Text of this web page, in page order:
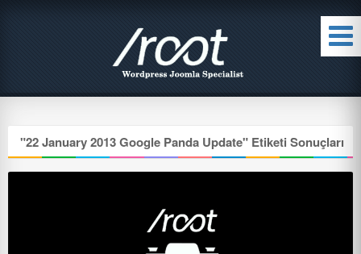
"22 January 2013 Google Panda Update" Etiketi Sonuçları